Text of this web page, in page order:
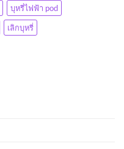
บุหรี่ไฟฟ้า pod
เลิกบุหรี่